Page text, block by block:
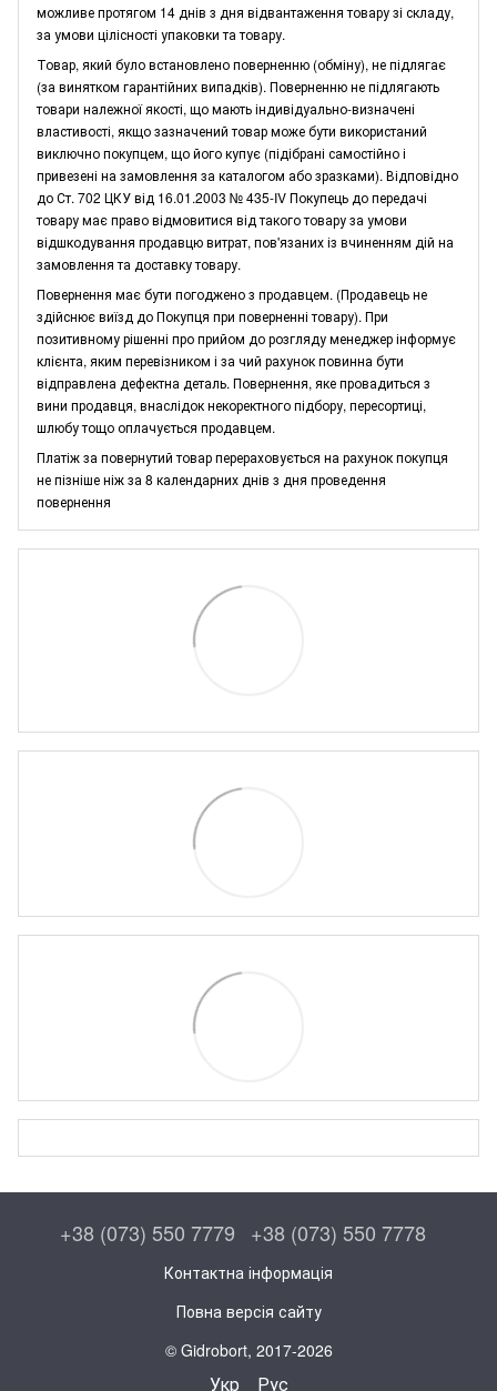
можливе протягом 14 днів з дня відвантаження товару зі складу,
за умови цілісності упаковки та товару.
Товар, який було встановлено поверненню (обміну), не підлягає
(за винятком гарантійних випадків). Поверненню не підлягають
товари належної якості, що мають індивідуально-визначені
властивості, якщо зазначений товар може бути використаний
виключно покупцем, що його купує (підібрані самостійно і
привезені на замовлення за каталогом або зразками). Відповідно
до Ст. 702 ЦКУ від 16.01.2003 № 435-IV Покупець до передачі
товару має право відмовитися від такого товару за умови
відшкодування продавцю витрат, пов'язаних із вчиненням дій на
замовлення та доставку товару.
Повернення має бути погоджено з продавцем. (Продавець не
здійснює виїзд до Покупця при поверненні товару). При
позитивному рішенні про прийом до розгляду менеджер інформує
клієнта, яким перевізником і за чий рахунок повинна бути
відправлена дефектна деталь. Повернення, яке провадиться з
вини продавця, внаслідок некоректного підбору, пересортиці,
шлюбу тощо оплачується продавцем.
Платіж за повернутий товар перераховується на рахунок покупця
не пізніше ніж за 8 календарних днів з дня проведення
повернення
+38 (073) 550 7779 +38 (073) 550 7778
Контактна інформація
Повна версія сайту
© Gidrobort, 2017-2026
Укр Рус